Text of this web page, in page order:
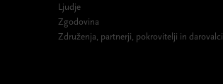
Ljudje
Zgodovina
Združenja, partnerji, pokrovitelji in darovalci